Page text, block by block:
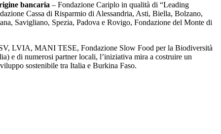
bancaria – Fondazione Cariplo in qualità di “Leading
Cassa di Risparmio di Alessandria, Asti, Biella, Bolzano,
Savigliano, Spezia, Padova e Rovigo, Fondazione del Monte di
LVIA, MANI TESE, Fondazione Slow Food per la Biodiversità
e di numerosi partner locali, l’iniziativa mira a costruire un
sostenibile tra Italia e Burkina Faso.